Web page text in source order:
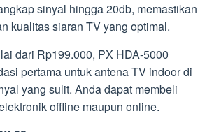
sinyal hingga 20db, memastikan
kualitas siaran TV yang optimal.
dari Rp199.000, PX HDA-5000
pertama untuk antena TV indoor di
yang sulit. Anda dapat membeli
offline maupun online.